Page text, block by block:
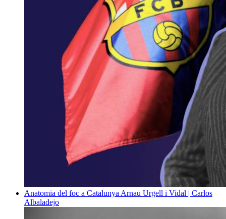
Anatomia del foc a Catalunya Arnau Urgell i Vidal | Carlos
Albaladejo